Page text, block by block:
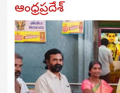
ఆంధ్రప్రదేశ్